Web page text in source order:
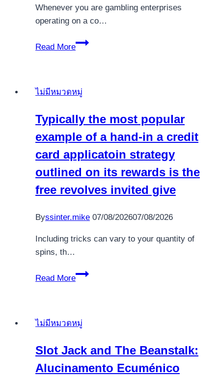
di
scaricare:
sbafo
Whenever you are gambling enterprises
operating on a co…
Read More
Online
the
The
best
Slot
Websites
for
real
ไม่มีหมวดหมู่
Typically the most popular
example of a hand-in a credit
card applicatoin strategy
outlined on its rewards is the
free revolves invited give
Byssinter.mike 07/08/202607/08/2026
Including tricks can vary to your quantity of
spins, th…
Read More
Typically
example
a
hand-
ไม่มีหมวดหมู่
Slot Jack and The Beanstalk:
Alucinamento Ecuménico